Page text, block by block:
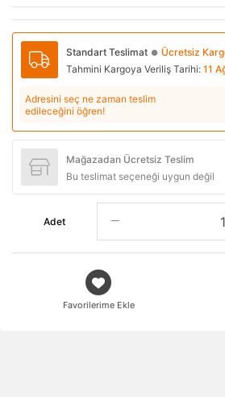
Standart Teslimat ● Ücretsiz
Tahmini Kargoya Veriliş Tarihi: 11
Adresini seç ne zaman teslim
edileceğini öğren!
Mağazadan Ücretsiz Teslim
Bu teslimat seçeneği uygun değil
Adet
Favorilerime Ekle